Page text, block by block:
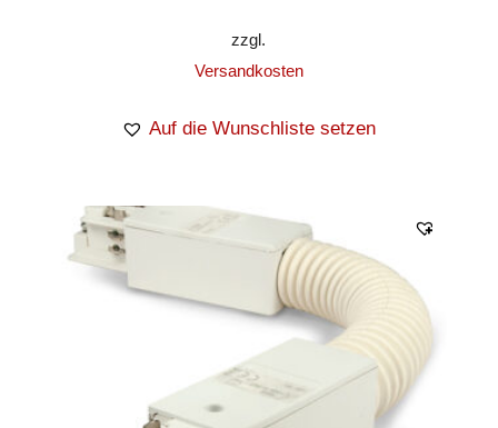
zzgl.
Versandkosten
Auf die Wunschliste setzen